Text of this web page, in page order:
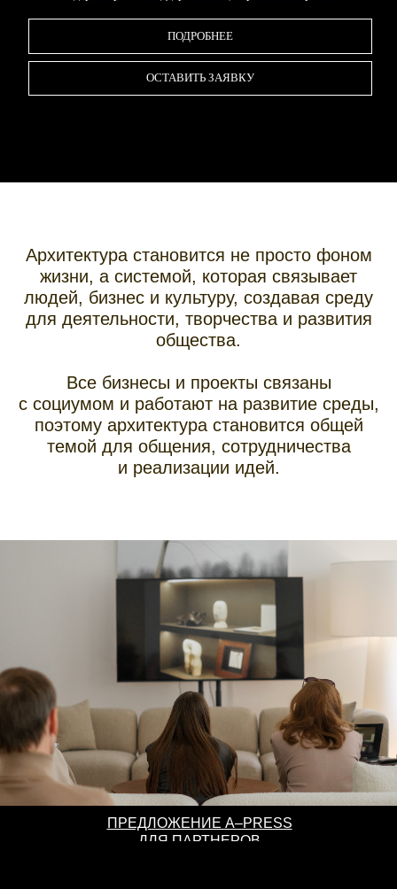
ПОДРОБНЕЕ
ОСТАВИТЬ ЗАЯВКУ
Архитектура становится не просто фоном
жизни, а системой, которая связывает
людей, бизнес и культуру, создавая среду
для деятельности, творчества и развития
общества.
Все бизнесы и проекты связаны
с социумом и работают на развитие среды,
поэтому архитектура становится общей
темой для общения, сотрудничества
и реализации идей.
ПРЕДЛОЖЕНИЕ A–PRESS
ДЛЯ ПАРТНЕРОВ